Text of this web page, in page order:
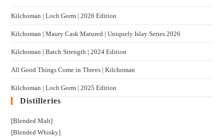
Kilchoman | Loch Gorm​ | 2026 Edition
Kilchoman | Maury Cask Matured | Uniquely Islay Series 2026
Kilchoman | Batch Strength | 2024 Edition
All Good Things Come in Threes | Kilchoman
Kilchoman | Loch Gorm​ | 2025 Edition
Distilleries
[Blended Malt]
[Blended Whisky]